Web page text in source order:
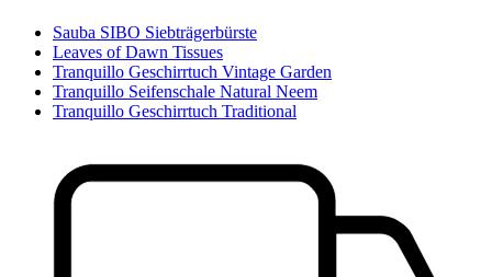
Sauba SIBO Siebträgerbürste
Leaves of Dawn Tissues
Tranquillo Geschirrtuch Vintage Garden
Tranquillo Seifenschale Natural Neem
Tranquillo Geschirrtuch Traditional